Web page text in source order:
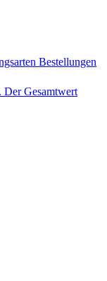
Bestellungen
Der Gesamtwert